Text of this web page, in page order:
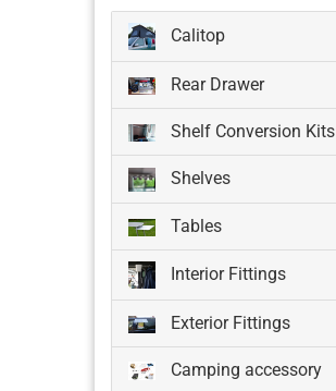
Calitop
Rear Drawer
Shelf Conversion Kits
Shelves
Tables
Interior Fittings
Exterior Fittings
Camping accessory